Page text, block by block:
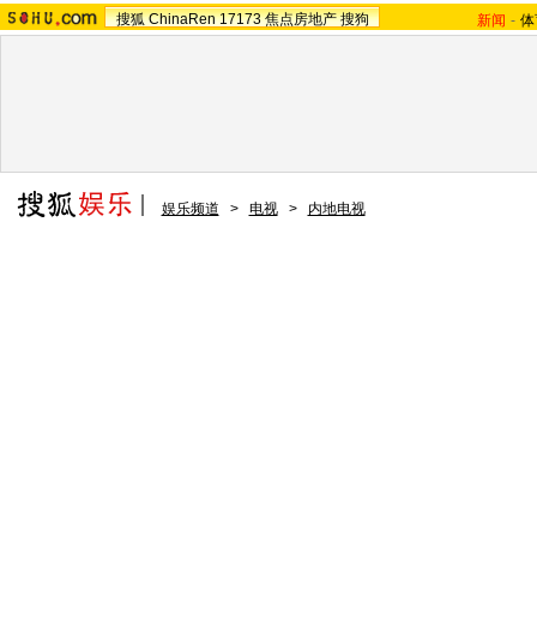
搜狐 ChinaRen 17173 焦点房地产 搜狗 新闻 -
娱乐频道 > 电视 > 内地电视